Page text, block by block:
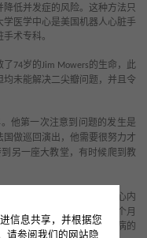
低并发症的风险。这种方法只
医学中心是美国机器人心脏手
术专科。
了 74岁的Jim Mowers的生命，此
未能解决二尖瓣问题，并且令
。他第一次注意到问题的发生是
做巡回演出，他需要很努力才
另一座大教堂，有时候爬到教
加哥另一家医院接受了两次心内
引导入心脏的主泵腔。几个月
术，用生物瓣膜替换了患病的
信息共享，并根据您
请参阅我们的网站隐